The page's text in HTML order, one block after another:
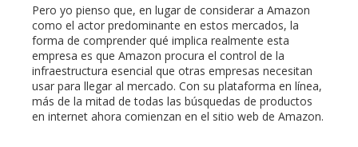
Pero yo pienso que, en lugar de considerar a Amazon
como el actor predominante en estos mercados, la
forma de comprender qué implica realmente esta
empresa es que Amazon procura el control de la
infraestructura esencial que otras empresas necesitan
usar para llegar al mercado. Con su plataforma en línea,
más de la mitad de todas las búsquedas de productos
en internet ahora comienzan en el sitio web de Amazon.